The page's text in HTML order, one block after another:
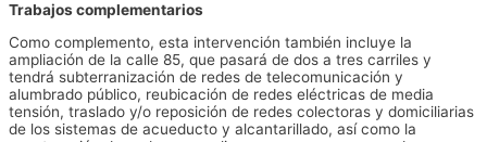
Trabajos complementarios
Como complemento, esta intervención también incluye la
ampliación de la calle 85, que pasará de dos a tres carriles y
tendrá subterranización de redes de telecomunicación y
alumbrado público, reubicación de redes eléctricas de media
tensión, traslado y/o reposición de redes colectoras y domiciliarias
de los sistemas de acueducto y alcantarillado, así como la